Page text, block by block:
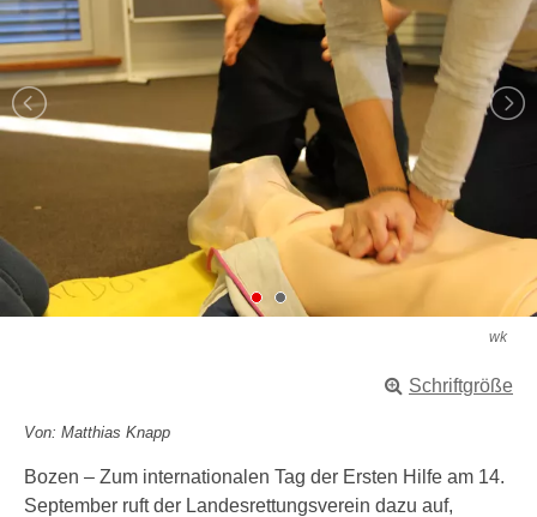
wk
Schriftgröße
Von: Matthias Knapp
Bozen – Zum internationalen Tag der Ersten Hilfe am 14.
September ruft der Landesrettungsverein dazu auf,